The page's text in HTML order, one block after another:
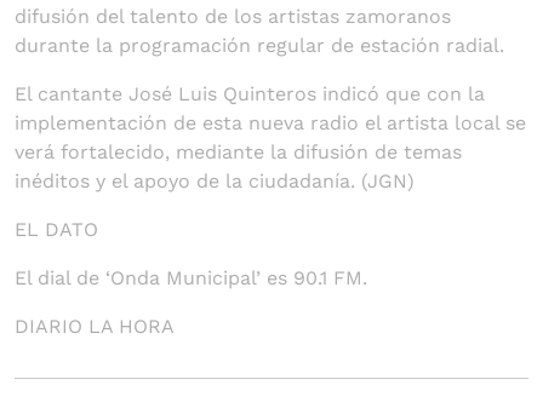
difusión del talento de los artistas zamoranos
durante la programación regular de estación radial.
El cantante José Luis Quinteros indicó que con la
implementación de esta nueva radio el artista local se
verá fortalecido, mediante la difusión de temas
inéditos y el apoyo de la ciudadanía. (JGN)
EL DATO
El dial de ‘Onda Municipal’ es 90.1 FM.
DIARIO LA HORA